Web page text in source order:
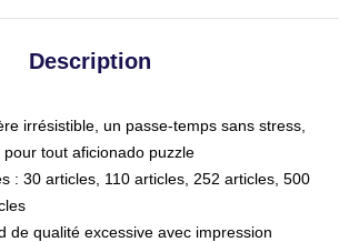
Description
irrésistible, un passe-temps sans stress,
tout aficionado puzzle
: 30 articles, 110 articles, 252 articles, 500
de qualité excessive avec impression